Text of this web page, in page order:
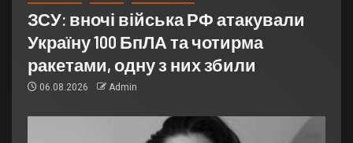
ЗСУ: вночі війська РФ атакували
Україну 100 БпЛА та чотирма
ракетами, одну з них збили
06.08.2026 Admin